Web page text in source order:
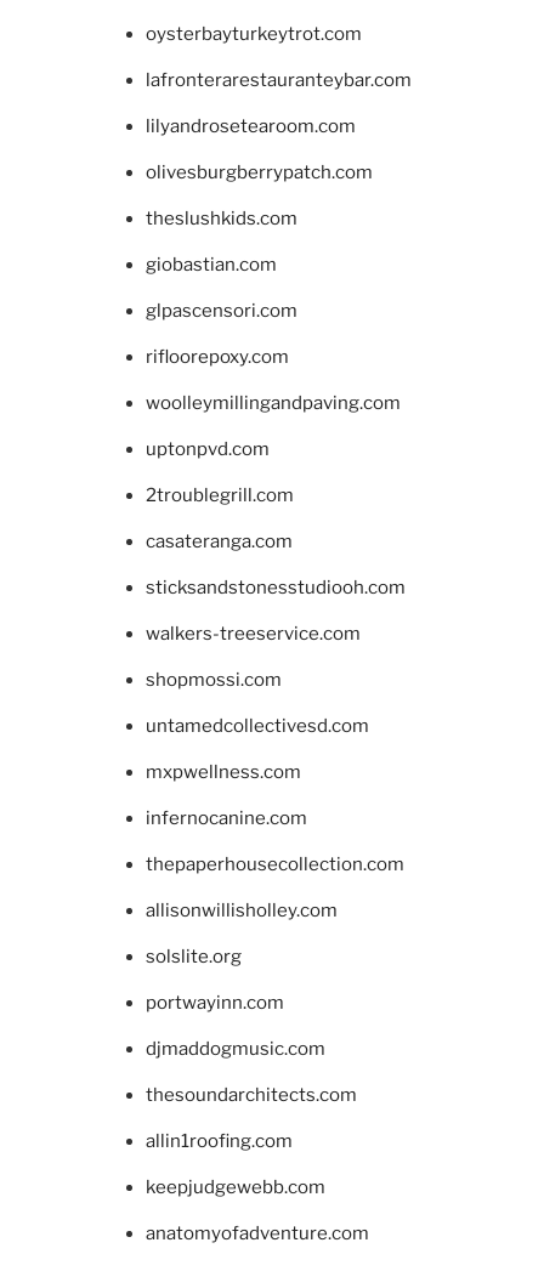
oysterbayturkeytrot.com
lafronterarestauranteybar.com
lilyandrosetearoom.com
olivesburgberrypatch.com
theslushkids.com
giobastian.com
glpascensori.com
rifloorepoxy.com
woolleymillingandpaving.com
uptonpvd.com
2troublegrill.com
casateranga.com
sticksandstonesstudiooh.com
walkers-treeservice.com
shopmossi.com
untamedcollectivesd.com
mxpwellness.com
infernocanine.com
thepaperhousecollection.com
allisonwillisholley.com
solslite.org
portwayinn.com
djmaddogmusic.com
thesoundarchitects.com
allin1roofing.com
keepjudgewebb.com
anatomyofadventure.com